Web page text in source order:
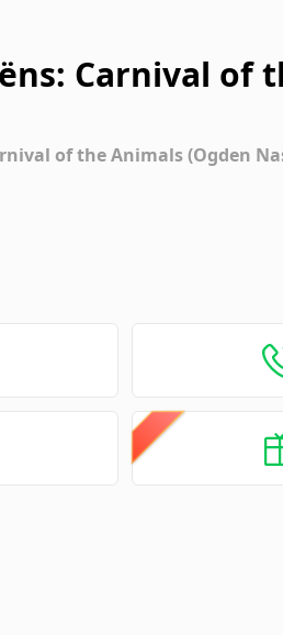
Carnival of
Cockerels
of the Animals (Ogden